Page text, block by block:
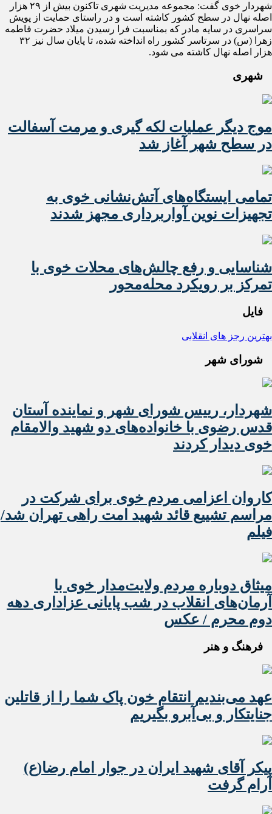
شهردار خوی گفت: مجموعه مدیریت شهری تاکنون بیش از ۲۹ هزار
اصله نهال در سطح کشور کاشته است و در راستای حمایت از پویش
سراسری در سایه مادر که بمناسبت فرا رسیدن میلاد حضرت فاطمه
زهرا (س) در سرتاسر کشور راه انداخته شده، تا پایان سال نیز ۳۲
هزار اصله نهال کاشته می شود.
شهری
موج دیگر عملیات لکه گیری و مرمت آسفالت
در سطح شهر آغاز شد
تمامی ایستگاه‌های آتش‌نشانی خوی به
تجهیزات نوین آواربرداری مجهز شدند
شناسایی و رفع چالش‌های محلات خوی با
تمرکز بر رویکرد محله‌محور
فایل
بهترین رجز های انقلابی
شورای شهر
شهردار، رییس شورای شهر و نماینده آستان
قدس رضوی با خانواده‌های دو شهید والامقام
خوی دیدار کردند
کاروان اعزامی مردم خوی برای شرکت در
مراسم تشییع قائد شهید امت راهی تهران شد/
فیلم
میثاق دوباره مردم ولایت‌مدار خوی با
آرمان‌های انقلاب در شب پایانی عزاداری دهه
دوم محرم / عکس
فرهنگ و هنر
عهد می‌بندیم انتقام خون پاک شما را از قاتلین
جنایتکار و بی‌آبرو بگیریم
پیکر آقای شهید ایران در جوار امام رضا(ع)
آرام گرفت